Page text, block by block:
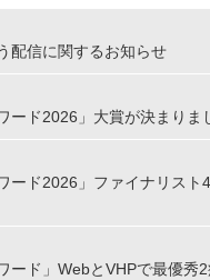
配信に関するお知らせ
ード2026」大賞が決まりま
ード2026」ファイナリスト
ード」WebとVHPで最優秀